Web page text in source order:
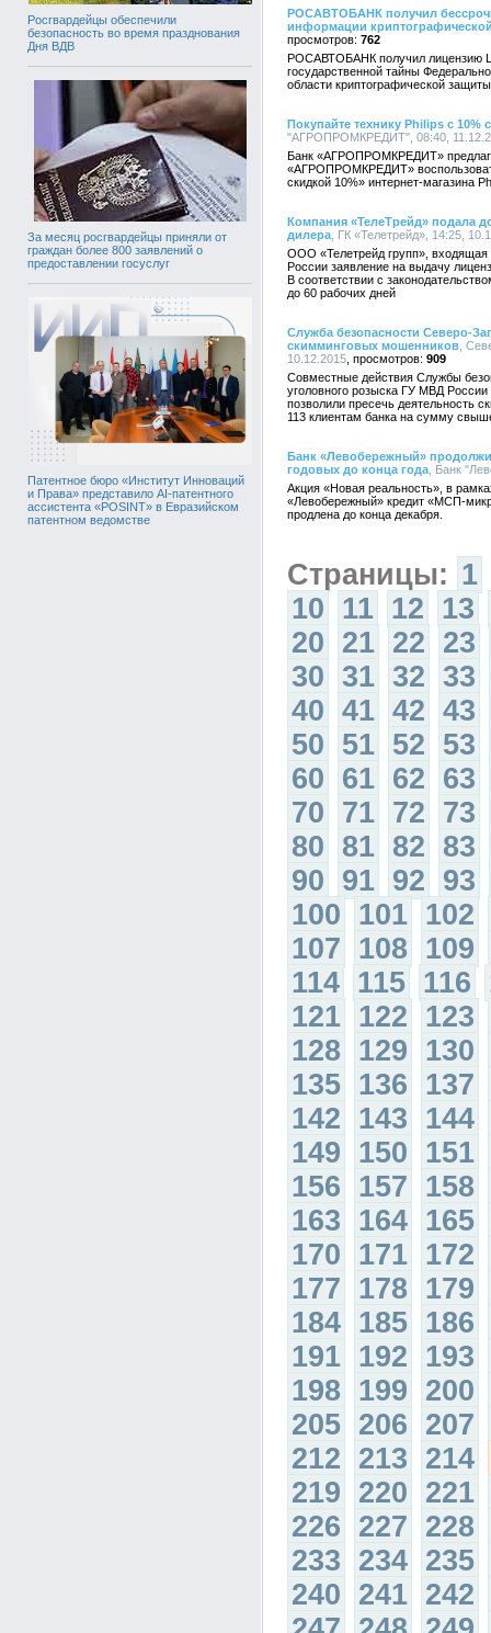
Росгвардейцы обеспечили
безопасность во время празднования
Дня ВДВ
За месяц росгвардейцы приняли от
граждан более 800 заявлений о
предоставлении госуслуг
Патентное бюро «Институт Инноваций
и Права» представило AI-патентного
ассистента «POSINT» в Евразийском
патентном ведомстве
РОСАВТОБАНК получил
информации
762
РОСАВТОБАНК получил лицензию
государственной тайны
области криптографической
Покупайте технику Philips с
"АГРОПРОМКРЕДИТ", 08:40,
Банк «АГРОПРОМКРЕДИТ»
«АГРОПРОМКРЕДИТ»
скидкой 10%» интернет-магазина
Компания «ТелеТрейд» подала
дилера , ГК «Телетрейд», 14:25,
ООО «Телетрейд групп», входящая
России заявление на выдачу
В соответствии с
до 60 рабочих дней
Служба безопасности Северо-
скимминговых мошенников ,
10.12.2015
909
Совместные действия Службы
уголовного розыска ГУ МВД России
позволили пресечь деятельность
113 клиентам банка на сумму
Банк «Левобережный»
годовых до конца года , Банк
Акция «Новая реальность», в
«Левобережный» кредит «МСП-
продлена до конца декабря.
Страницы: 1
10 11 12 13
20 21 22 23
30 31 32 33
40 41 42 43
50 51 52 53
60 61 62 63
70 71 72 73
80 81 82 83
90 91 92 93
100 101 102
107 108 109
114 115 116
121 122 123
128 129 130
135 136 137
142 143 144
149 150 151
156 157 158
163 164 165
170 171 172
177 178 179
184 185 186
191 192 193
198 199 200
205 206 207
212 213 214
219 220 221
226 227 228
233 234 235
240 241 242